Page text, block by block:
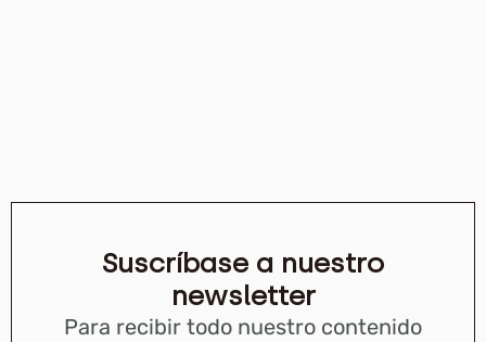
Suscríbase a nuestro
newsletter
Para recibir todo nuestro contenido